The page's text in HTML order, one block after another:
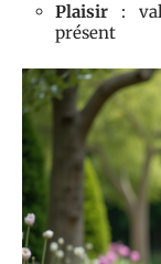
Plaisir :
présent